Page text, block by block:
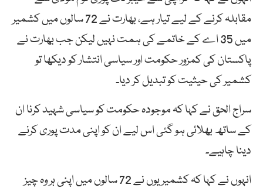
مقابلہ کرنے کے لیے تیار ہے، بھارت نے 72 سالوں میں کشمیر
میں 35 اے کے خاتمے کی ہمت نہیں لیکن جب بھارت نے
پاکستان کی کمزور حکومت اور سیاسی انتشار کو دیکھا تو
کشمیر کی حیثیت کو تبدیل کر دیا۔
سراج الحق نے کہا کہ موجودہ حکومت کو سیاسی شہید کرنا ان
کے ساتھ بھلائی ہو گئی اس لیے ان کو اپنی مدت پوری کرنے
دینا چاہیے۔
انہوں نے کہا کہ کشمیریوں نے 72 سالوں میں اپنی ہر وہ چیز